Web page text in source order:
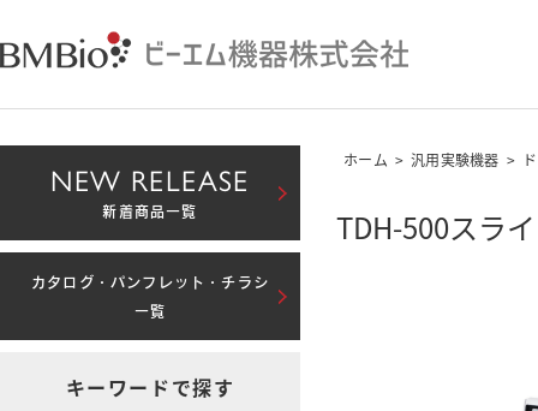
ホーム > 汎用実験機器 >
TDH-500スラ
NEW RELEASE
新着商品一覧
カタログ・パンフレット・チラシ
一覧
キーワードで探す